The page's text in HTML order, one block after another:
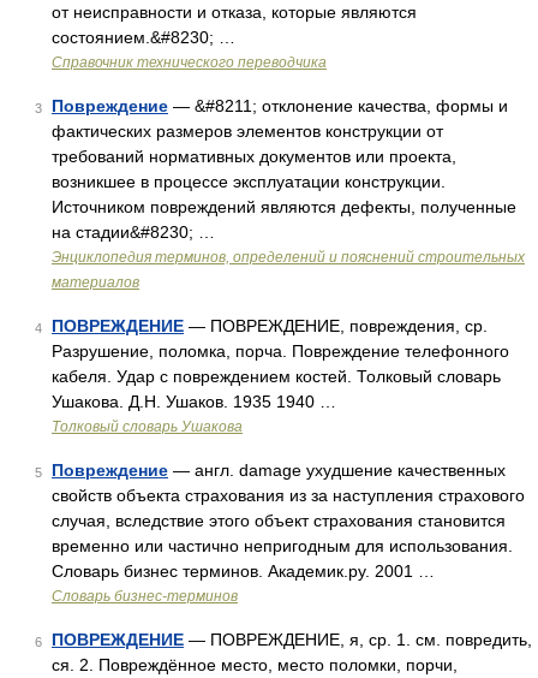
от неисправности и отказа, которые являются
состоянием.&#8230; …
Справочник технического переводчика
3 Повреждение — &#8211; отклонение качества, формы и
фактических размеров элементов конструкции от
требований нормативных документов или проекта,
возникшее в процессе эксплуатации конструкции.
Источником повреждений являются дефекты, полученные
на стадии&#8230; …
Энциклопедия терминов, определений и пояснений строительных
материалов
4 ПОВРЕЖДЕНИЕ — ПОВРЕЖДЕНИЕ, повреждения, ср.
Разрушение, поломка, порча. Повреждение телефонного
кабеля. Удар с повреждением костей. Толковый словарь
Ушакова. Д.Н. Ушаков. 1935 1940 …
Толковый словарь Ушакова
5 Повреждение — англ. damage ухудшение качественных
свойств объекта страхования из за наступления страхового
случая, вследствие этого объект страхования становится
временно или частично непригодным для использования.
Словарь бизнес терминов. Академик.ру. 2001 …
Словарь бизнес-терминов
6 ПОВРЕЖДЕНИЕ — ПОВРЕЖДЕНИЕ, я, ср. 1. см. повредить,
ся. 2. Повреждённое место, место поломки, порчи,